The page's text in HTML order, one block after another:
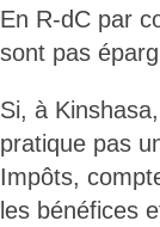
En R-dC par
sont pas
Si, à
pratique pas
Impôts,
les bénéfices